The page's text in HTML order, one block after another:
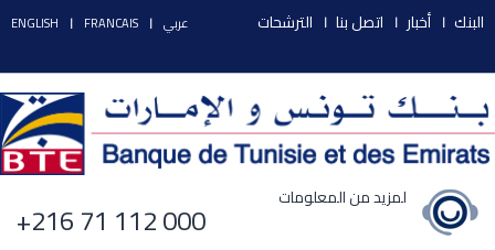
البنك أخبار اتصل بنا الترشحات ENGLISH FRANCAIS عربي
لمزيد من المعلومات +216 71 112 000